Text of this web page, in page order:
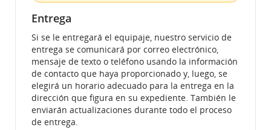
Entrega
Si se le entregará el equipaje, nuestro servicio de
entrega se comunicará por correo electrónico,
mensaje de texto o teléfono usando la información
de contacto que haya proporcionado y, luego, se
elegirá un horario adecuado para la entrega en la
dirección que figura en su expediente. También le
enviarán actualizaciones durante todo el proceso
de entrega.